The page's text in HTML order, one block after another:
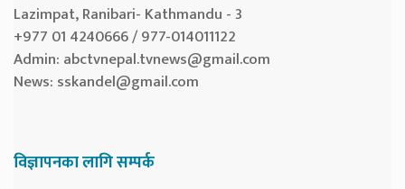
Lazimpat, Ranibari- Kathmandu - 3
+977 01 4240666 / 977-014011122
Admin: abctvnepal.tvnews@gmail.com
News: sskandel@gmail.com
विज्ञापनका लागि सम्पर्क